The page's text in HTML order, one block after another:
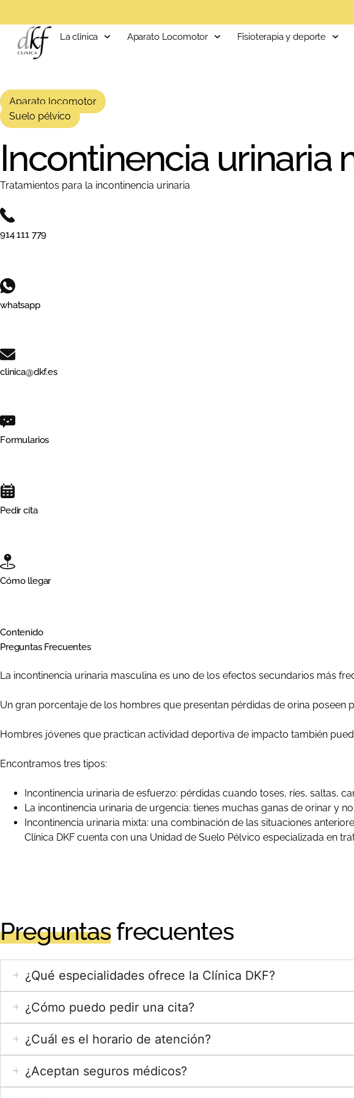
La clínica Aparato Locomotor Fisioterapia y deporte
Aparato locomotor
Suelo pélvico
Incontinencia urinaria
Tratamientos para la incontinencia urinaria
914 111 779
whatsapp
clinica@dkf.es
Formularios
Pedir cita
Cómo llegar
Contenido
Preguntas Frecuentes
La incontinencia urinaria masculina es uno de los efectos secundarios más
Un gran porcentaje de los hombres que presentan pérdidas de orina
Hombres jóvenes que practican actividad deportiva de impacto también
Encontramos tres tipos:
Incontinencia urinaria de esfuerzo: pérdidas cuando toses, ríes, saltas,
La incontinencia urinaria de urgencia: tienes muchas ganas de orinar y
Incontinencia urinaria mixta: una combinación de las situaciones
Clínica DKF cuenta con una Unidad de Suelo Pélvico especializada en
Preguntasfrecuentes
¿Qué especialidades ofrece la Clínica DKF?
¿Cómo puedo pedir una cita?
¿Cuál es el horario de atención?
¿Aceptan seguros médicos?